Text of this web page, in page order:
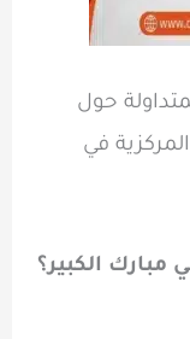
حول
في
الكبير؟